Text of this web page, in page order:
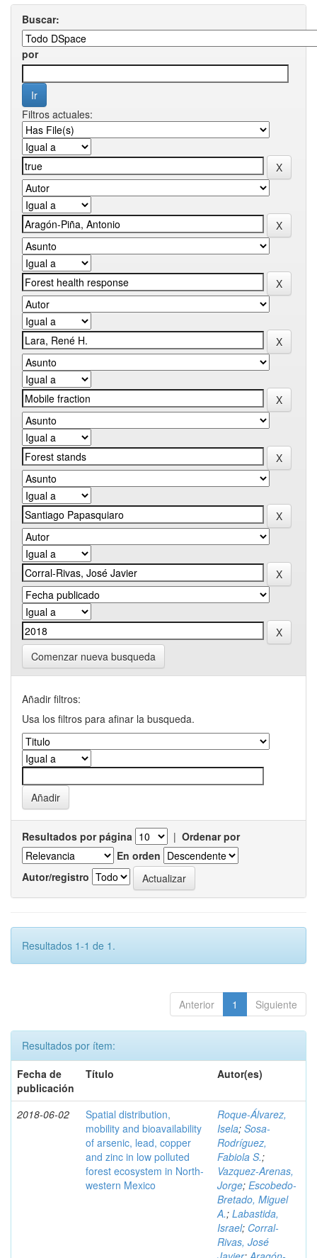
Buscar:
por
Filtros actuales:
Comenzar nueva busqueda
Añadir filtros:
Usa los filtros para afinar la busqueda.
Resultados por página | Ordenar por
En orden
Autor/registro
Resultados 1-1 de 1.
Anterior 1 Siguiente
Resultados por ítem:
Fecha de
publicación
Título Autor(es)
2018-06-02
Spatial distribution,
mobility and bioavailability
of arsenic, lead, copper
and zinc in low polluted
forest ecosystem in North-
western Mexico
Roque-Álvarez,
Isela; Sosa-
Rodríguez,
Fabiola S.;
Vazquez-Arenas,
Jorge; Escobedo-
Bretado, Miguel
A.; Labastida,
Israel; Corral-
Rivas, José